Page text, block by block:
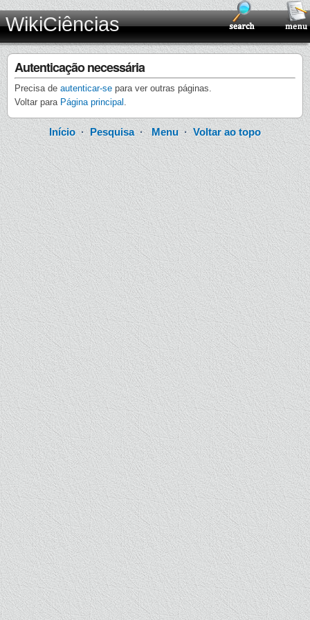
WikiCiências
Autenticação necessária
Precisa de autenticar-se para ver outras páginas.
Voltar para Página principal .
Início · Pesquisa·Menu ·Voltar ao topo